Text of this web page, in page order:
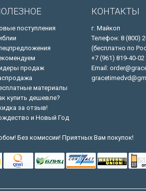
поступления
продаж
материалы
купить дешевле?
за отзыв!
и Новый Год
КОНТАКТЫ
г. Майкоп
Телефон: 8 (800)
(бесплатно по
+7 (961) 819-40-02
Email:
Без комиссии! Приятных Вам покупок!